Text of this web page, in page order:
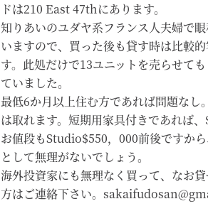
ドは210 East 47thにあります。
知りあいのユダヤ系フランス人夫婦で
いますので、買った後も貸す時は比較
す。此処だけで13ユニットを売らせて
ていました。
最低6か月以上住む方であれば問題な
は取れます。短期用家具付きであれば、
お値段もStudio$550，000前後ですか
として無理がないでしょう。
海外投資家にも無理なく買って、なお
方はご連絡下さい。